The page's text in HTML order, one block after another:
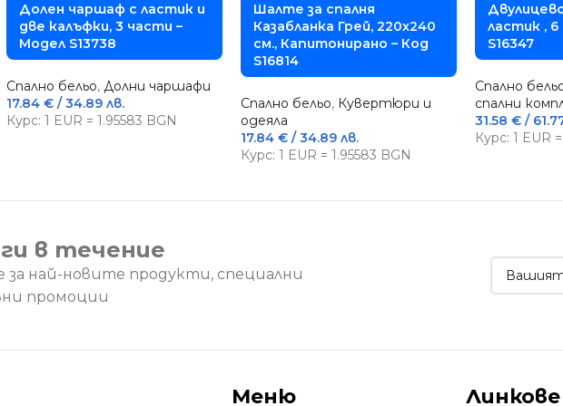
Долен чаршаф с ластик и
две калъфки, 3 части –
Модел S13738
Спално бельо, Долни чаршафи
17.84 € / 34.89 лв.
Курс: 1 EUR = 1.95583 BGN
Шалте за спалня
Казабланка Грей, 220х240
см., Капитонирано – Код
S16814
Спално бельо, Кувертюри и
одеяла
17.84 € / 34.89 лв.
Курс: 1 EUR = 1.95583 BGN
ластик ,
S16347
Спално
спални
31.58 € /
Курс: 1 EUR
в течение
най-новите продукти, специални
промоции
Меню Линкове